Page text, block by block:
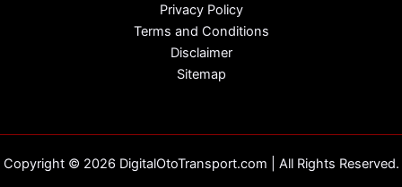
Privacy Policy
Terms and Conditions
Disclaimer
Sitemap
Copyright © 2026 DigitalOtoTransport.com | All Rights Reserved.